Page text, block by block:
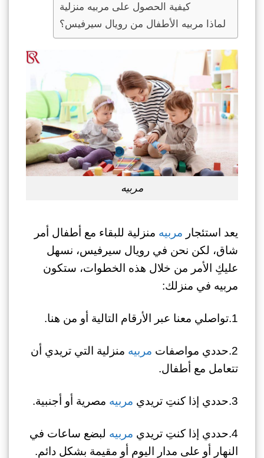
كيفية الحصول على مربيه منزلية
لماذا مربيه الأطفال من رويال سيرفيس؟
مربيه
يعد استئجار مربيه منزلية للبقاء مع أطفال أمر
شاق، لكن نحن في رويال سيرفيس، نسهل
عليكِ الأمر من خلال هذه الخطوات، ستكون
مربيه في منزلك:
1.تواصلي معنا عبر الأرقام التالية أو من هنا.
2.حددي مواصفات مربيه منزلية التي تريدي أن
تتعامل مع أطفال.
3.حددي إذا كنتِ تريدي مربيه مصرية أو أجنبية.
4.حددي إذا كنتِ تريدي مربيه لبضع ساعات في
النهار أو على مدار اليوم أو مقيمة بشكل دائم.